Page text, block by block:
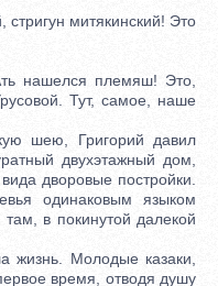
митякинский! Это
нашелся племяш! Это,
Тут, самое, наше
шею, Григорий давил
двухэтажный дом,
дворовые постройки.
одинаковым языком
в покинутой далекой
Молодые казаки,
время, отводя душу